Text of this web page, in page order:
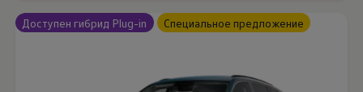
Доступен гибрид Plug-in Специальное предложение